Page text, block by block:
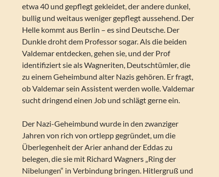
etwa 40 und gepflegt gekleidet, der andere dunkel,
bullig und weitaus weniger gepflegt aussehend. Der
Helle kommt aus Berlin – es sind Deutsche. Der
Dunkle droht dem Professor sogar. Als die beiden
Valdemar entdecken, gehen sie, und der Prof
identifiziert sie als Wagneriten, Deutschtümler, die
zu einem Geheimbund alter Nazis gehören. Er fragt,
ob Valdemar sein Assistent werden wolle. Valdemar
sucht dringend einen Job und schlägt gerne ein.
Der Nazi-Geheimbund wurde in den zwanziger
Jahren von rich von ortlepp gegründet, um die
Überlegenheit der Arier anhand der Eddas zu
belegen, die sie mit Richard Wagners „Ring der
Nibelungen“ in Verbindung bringen. Hitlergruß und